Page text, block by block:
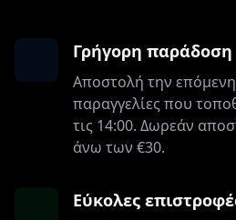
Γρήγορη παράδοση
Αποστολή την
παραγγελίες που
τις 14:00. Δωρεάν
άνω των €30.
Εύκολες